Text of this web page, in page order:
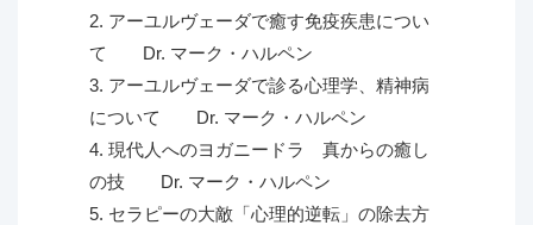
2. アーユルヴェーダで癒す免疫疾患につい
て Dr. マーク・ハルペン
3. アーユルヴェーダで診る心理学、精神病
について Dr. マーク・ハルペン
4. 現代人へのヨガニードラ 真からの癒し
の技 Dr. マーク・ハルペン
5. セラピーの大敵「心理的逆転」の除去方